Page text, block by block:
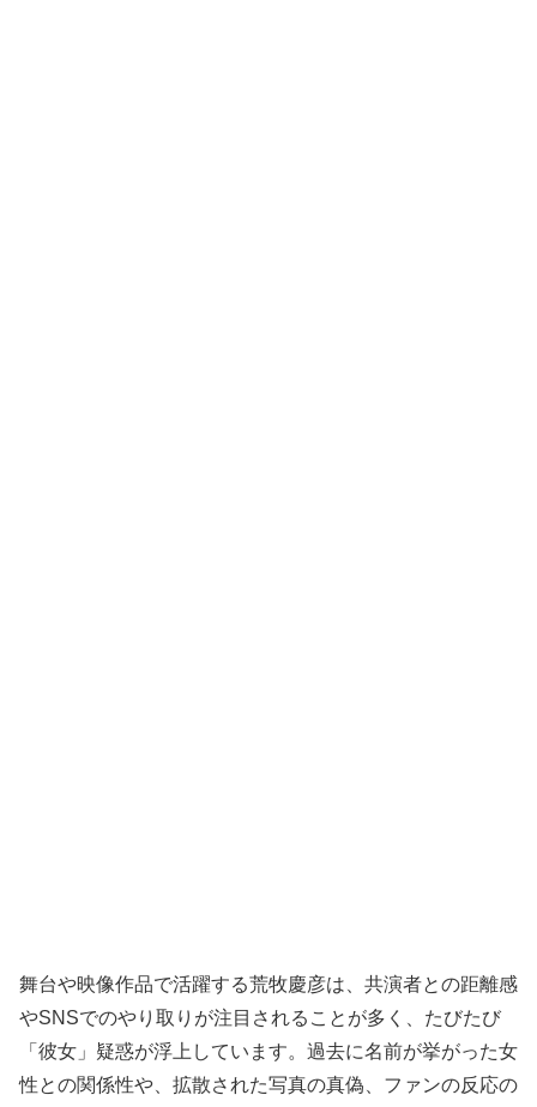
舞台や映像作品で活躍する荒牧慶彦は、共演者との距離感
やSNSでのやり取りが注目されることが多く、たびたび
「彼女」疑惑が浮上しています。過去に名前が挙がった女
性との関係性や、拡散された写真の真偽、ファンの反応の